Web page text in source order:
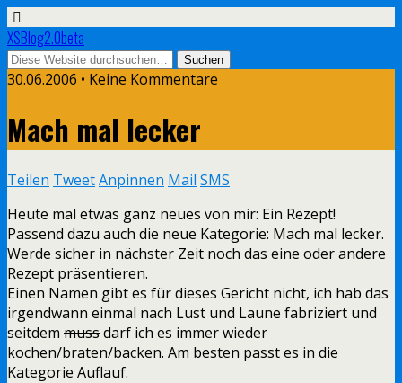
XSBlog2.0beta
30.06.2006 • Keine Kommentare
Mach mal lecker
Teilen TweetAnpinnen Mail SMS
Heute mal etwas ganz neues von mir: Ein Rezept!
Passend dazu auch die neue Kategorie: Mach mal lecker.
Werde sicher in nächster Zeit noch das eine oder andere
Rezept präsentieren.
Einen Namen gibt es für dieses Gericht nicht, ich hab das
irgendwann einmal nach Lust und Laune fabriziert und
seitdem mussdarf ich es immer wieder
kochen/braten/backen. Am besten passt es in die
Kategorie Auflauf.